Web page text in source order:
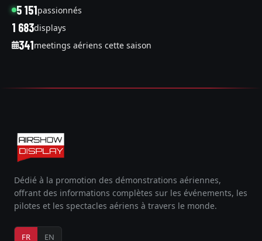
5 151passionnés
1 683displays
341meetings aériens cette saison
Dédié à la promotion des démonstrations aériennes,
offrant des informations complètes sur les événements, les
pilotes et les spectacles aériens à travers le monde.
FR EN